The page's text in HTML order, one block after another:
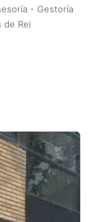
- Gestoría
de Rei